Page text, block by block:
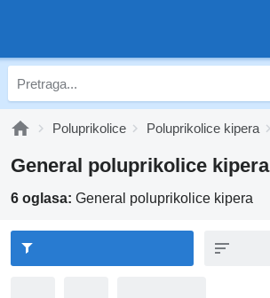
Poluprikolice Poluprikolice kipera
General poluprikolice kipera
6 oglasa: General poluprikolice kipera